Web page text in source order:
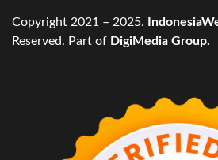
Copyright 2021 – 2025.
Reserved. Part of DigiMedia Group.